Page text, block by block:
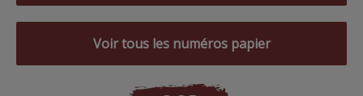
Voir tous les numéros papier